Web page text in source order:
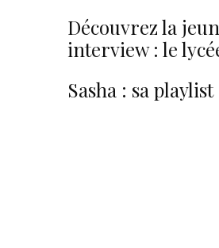
Découvrez la
interview : le
Sasha : sa